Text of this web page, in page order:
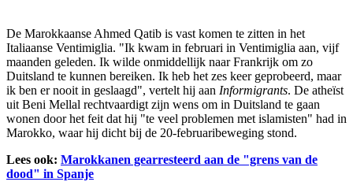
De Marokkaanse Ahmed Qatib is vast komen te zitten in het
Italiaanse Ventimiglia. "Ik kwam in februari in Ventimiglia aan, vijf
maanden geleden. Ik wilde onmiddellijk naar Frankrijk om zo
Duitsland te kunnen bereiken. Ik heb het zes keer geprobeerd, maar
ik ben er nooit in geslaagd", vertelt hij aan Informigrants. De atheïst
uit Beni Mellal rechtvaardigt zijn wens om in Duitsland te gaan
wonen door het feit dat hij "te veel problemen met islamisten" had in
Marokko, waar hij dicht bij de 20-februaribeweging stond.
Lees ook: Marokkanen gearresteerd aan de "grens van de
dood" in Spanje